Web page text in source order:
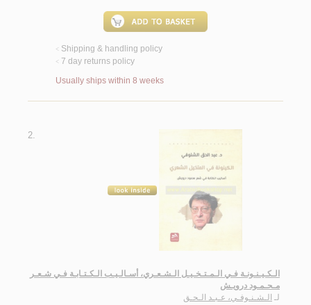
< Shipping & handling policy
< 7 day returns policy
Usually ships within 8 weeks
2.
الـكـيـنـونـة فـي الـمـتـخـيـل الـشـعـري، أسـالـيـب الـكـتـابـة فـي شـعـر
مـحـمـود درويـش
لـ الـشـنـوفـي، عـبـد الـحـق